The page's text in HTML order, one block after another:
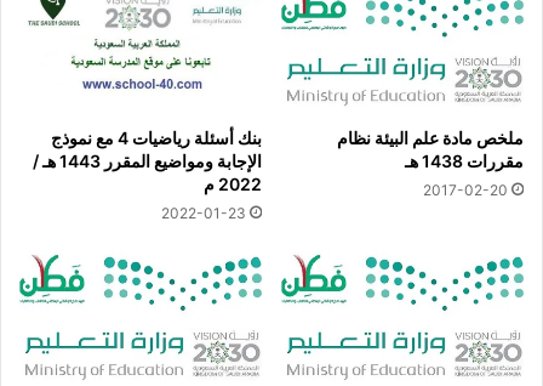
ملخص مادة علم البيئة نظام
مقررات 1438 هـ
2017-02-20
بنك أسئلة رياضيات 4 مع نموذج
الإجابة ومواضيع المقرر 1443 هـ /
2022 م
2022-01-23